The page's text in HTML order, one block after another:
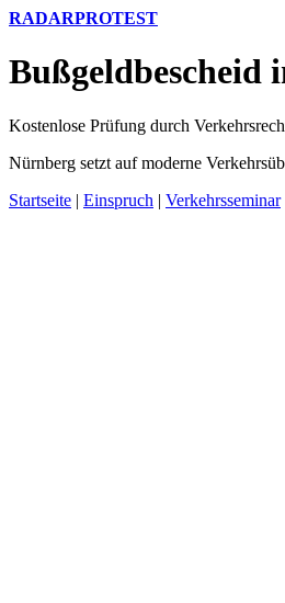
RADARPROTEST
Bußgeldbescheid
Kostenlose Prüfung durch
Nürnberg setzt auf moderne
Startseite | Einspruch | Verkehrsseminar